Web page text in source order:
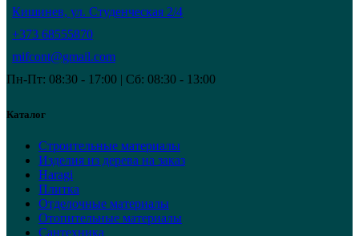
Кишинев, ул. Студенческая 2/4
+373 68555870
mifcont@gmail.com
Пн-Пт: 08:30 - 17:00 | Сб: 08:30 - 13:00
Каталог
Строительные материалы
Изделия из дерева на заказ
Haragi
Плитка
Отделочные материалы
Отопительные материалы
Сантехника